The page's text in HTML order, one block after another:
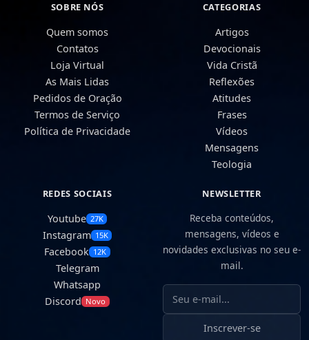
SOBRE NÓS
Quem somos
Contatos
Loja Virtual
As Mais Lidas
Pedidos de Oração
Termos de Serviço
Política de Privacidade
CATEGORIAS
Artigos
Devocionais
Vida Cristã
Reflexões
Atitudes
Frases
Vídeos
Mensagens
Teologia
REDES SOCIAIS
Youtube 27K
Instagram 15K
Facebook 12K
Telegram
Whatsapp
Discord Novo
NEWSLETTER
Receba conteúdos,
mensagens, vídeos e
novidades exclusivas no seu e-
mail.
Seu e-mail
Inscrever-se